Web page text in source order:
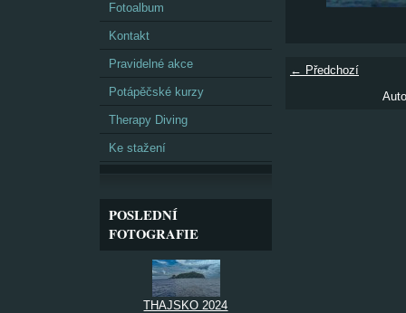
Fotoalbum
Kontakt
Pravidelné akce
Potápěčské kurzy
Therapy Diving
Ke stažení
POSLEDNÍ
FOTOGRAFIE
THAJSKO 2024
← Předchozí